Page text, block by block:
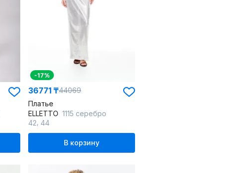
-17%
36771 ₸44069
Платье
ELLETTO 1115 серебро
42 44
В корзину